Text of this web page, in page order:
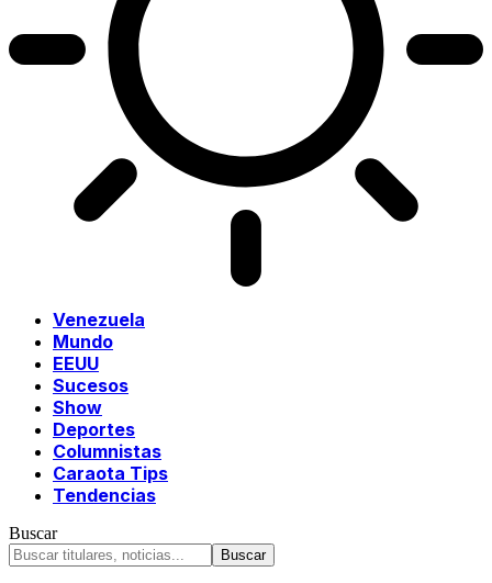
Venezuela
Mundo
EEUU
Sucesos
Show
Deportes
Columnistas
Caraota Tips
Tendencias
Buscar